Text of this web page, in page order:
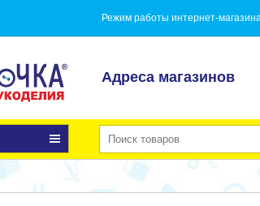
Режим работы интернет-
Адреса магазинов